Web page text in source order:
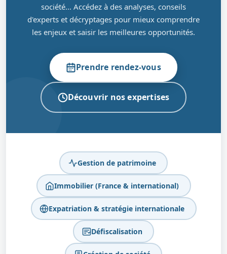
société… Accédez à des analyses, conseils
d'experts et décryptages pour mieux comprendre
les enjeux et saisir les meilleures opportunités.
Prendre rendez-vous
Découvrir nos expertises
Gestion de patrimoine
Immobilier (France & international)
Expatriation & stratégie internationale
Défiscalisation